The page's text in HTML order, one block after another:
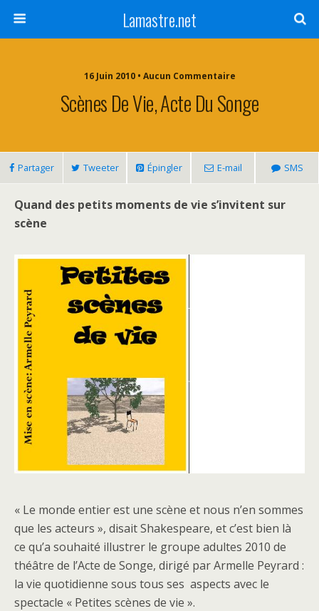
Lamastre.net
16 Juin 2010 • Aucun Commentaire
Scènes De Vie, Acte Du Songe
Partager Tweeter Épingler E-mail SMS
Quand des petits moments de vie s’invitent sur
scène
« Le monde entier est une scène et nous n’en sommes
que les acteurs », disait Shakespeare, et c’est bien là
ce qu’a souhaité illustrer le groupe adultes 2010 de
théâtre de l’Acte de Songe, dirigé par Armelle Peyrard :
la vie quotidienne sous tous ses aspects avec le
spectacle « Petites scènes de vie ».